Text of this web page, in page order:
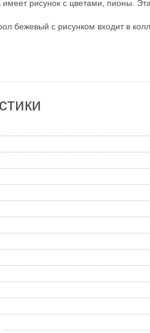
имеет рисунок с цветами, пионы.
бежевый с рисунком входит в